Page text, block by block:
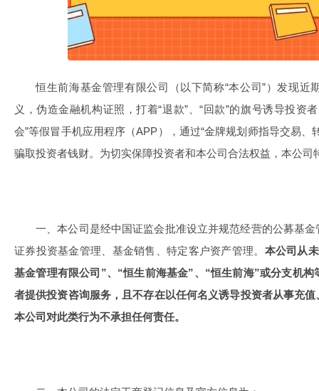
恒生前海基金管理有限公司（以下简称“本公司”）发现近
义，伪造金融机构证照，打着“退款”、“回款”的旗号诱导投资
会”等假冒手机应用程序（APP），通过“金牌规划师指导交易、
骗取投资者钱财。为切实保障投资者和本公司合法权益，本公司
一、本公司是经中国证监会批准设立并规范经营的公募基
证券投资基金管理、基金销售、特定客户资产管理。 本公司从
基金管理有限公司”、“恒生前海基金”、“恒生前海”或分支机
者提供投资咨询服务，且不存在以任何名义诱导投资者从事充
本公司对此类行为不承担任何责任。